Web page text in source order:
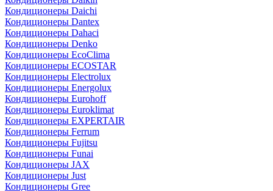
Кондиционеры Daichi
Кондиционеры Dantex
Кондиционеры Dahaci
Кондиционеры Denko
Кондиционеры EcoClima
Кондиционеры ECOSTAR
Кондиционеры Electrolux
Кондиционеры Energolux
Кондиционеры Eurohoff
Кондиционеры Euroklimat
Кондиционеры EXPERTAIR
Кондиционеры Ferrum
Кондиционеры Fujitsu
Кондиционеры Funai
Кондиционеры JAX
Кондиционеры Just
Кондиционеры Gree